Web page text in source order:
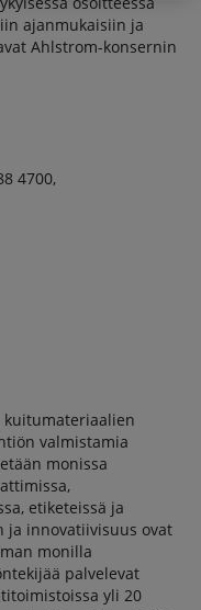
ajanmukaisiin ja
Ahlstrom-konsernin
4700,
kuitumateriaalien
valmistamia
monissa
etiketeissä ja
ja innovatiivisuus ovat
monilla
palvelevat
yli 20